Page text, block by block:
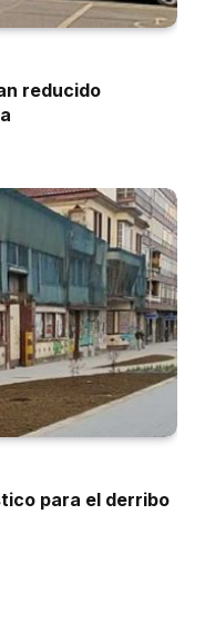
reducido
para el derribo